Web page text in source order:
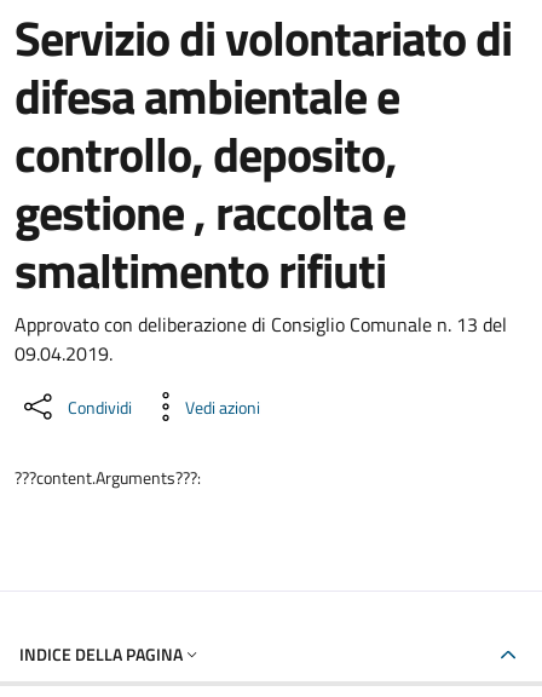
Servizio di volontariato di
difesa ambientale e
controllo, deposito,
gestione , raccolta e
smaltimento rifiuti
Dettaglio del documento
Approvato con deliberazione di Consiglio Comunale n. 13 del
09.04.2019.
Condividi Vedi azioni
???content.Arguments???:
INDICE DELLA PAGINA